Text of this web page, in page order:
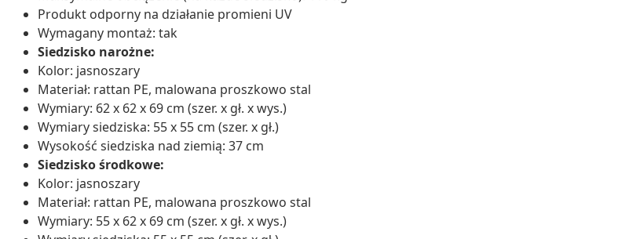
Produkt odporny na działanie promieni UV
Wymagany montaż: tak
Siedzisko narożne:
Kolor: jasnoszary
Materiał: rattan PE, malowana proszkowo stal
Wymiary: 62 x 62 x 69 cm (szer. x gł. x wys.)
Wymiary siedziska: 55 x 55 cm (szer. x gł.)
Wysokość siedziska nad ziemią: 37 cm
Siedzisko środkowe:
Kolor: jasnoszary
Materiał: rattan PE, malowana proszkowo stal
Wymiary: 55 x 62 x 69 cm (szer. x gł. x wys.)